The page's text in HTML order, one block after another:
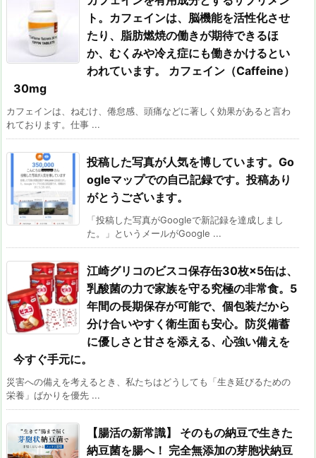
ト。カフェインは、脳機能を活性化させ
たり、脂肪燃焼の働きが期待できるほ
か、むくみや冷え症にも働きかけるとい
われています。 カフェイン（Caffeine）
30mg
カフェインは、ねむけ、倦怠感、頭痛などに著しく効果があると言わ
れております。仕事 ...
投稿した写真が人気を博しています。Go
ogleマップでの自己記録です。投稿あり
がとうございます。
「投稿した写真がGoogleで新記録を達成しまし
た。」というメールがGoogle ...
江崎グリコのビスコ保存缶30枚×5缶は、
乳酸菌の力で家族を守る究極の非常食。5
年間の長期保存が可能で、個包装だから
分け合いやすく衛生面も安心。防災備蓄
に優しさと甘さを添える、心強い備えを
今すぐ手元に。
災害への備えを考えるとき、私たちはどうしても「生き延びるための
栄養」ばかりを優先 ...
【腸活の新常識】 そのもの納豆で生きた
納豆菌を腸へ！ 完全無添加の芽胞状納豆